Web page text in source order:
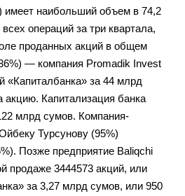
имеет наибольший объем в 74,2
операций за три квартала,
проданных акций в общем
— компания Promadik Invest
«Капиталбанка» за 44 млрд
акцию. Капитализация банка
млрд сумов. Компания-
Турсунову (95%)
Позже предприятие Baliqchi
продаже 3444573 акций, или
за 3,27 млрд сумов, или 950